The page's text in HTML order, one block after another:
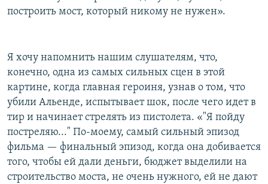
построить мост, который никому не нужен».
Я хочу напомнить нашим слушателям, что,
конечно, одна из самых сильных сцен в этой
картине, когда главная героиня, узнав о том, что
убили Альенде, испытывает шок, после чего идет в
тир и начинает стрелять из пистолета. «"Я пойду
постреляю..." По-моему, самый сильный эпизод
фильма — финальный эпизод, когда она добивается
того, чтобы ей дали деньги, бюджет выделили на
строительство моста, не очень нужного, ей не дают